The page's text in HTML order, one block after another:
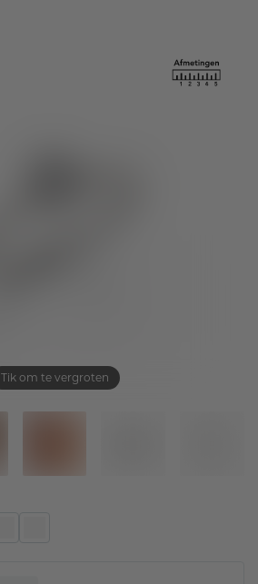
Tik om te vergroten